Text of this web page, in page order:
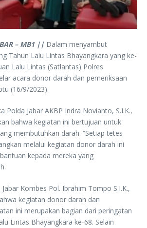
– MB1 || Dalam menyambut
Tahun Lalu Lintas Bhayangkara yang ke-
Lalu Lintas (Satlantas) Polres
acara donor darah dan pemeriksaan
(16/9/2023).
Polda Jabar AKBP Indra Novianto, S.I.K.,
bahwa kegiatan ini bertujuan untuk
membutuhkan darah. “Setiap tetes
melalui kegiatan donor darah ini
kepada mereka yang
Kombes Pol. Ibrahim Tompo S.I.K.,
kegiatan donor darah dan
ini merupakan bagian dari peringatan
Lintas Bhayangkara ke-68. Selain